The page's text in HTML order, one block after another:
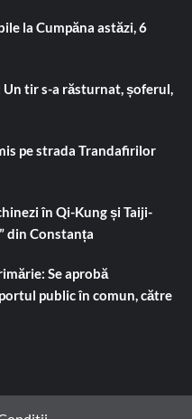
la Cumpăna astăzi, 6
tir s-a răsturnat, șoferul,
pe strada Trandafirilor
în Qi-Kung și Taiji-
din Constanța
Se aprobă
public în comun, către